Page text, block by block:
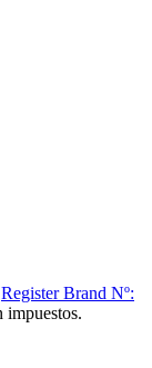
Register Brand Nº:
impuestos.